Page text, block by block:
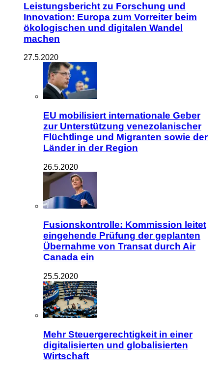
Leistungsbericht zu Forschung und
Innovation: Europa zum Vorreiter beim
ökologischen und digitalen Wandel
machen
27.5.2020
EU mobilisiert internationale Geber
zur Unterstützung venezolanischer
Flüchtlinge und Migranten sowie der
Länder in der Region
26.5.2020
Fusionskontrolle: Kommission leitet
eingehende Prüfung der geplanten
Übernahme von Transat durch Air
Canada ein
25.5.2020
Mehr Steuergerechtigkeit in einer
digitalisierten und globalisierten
Wirtschaft